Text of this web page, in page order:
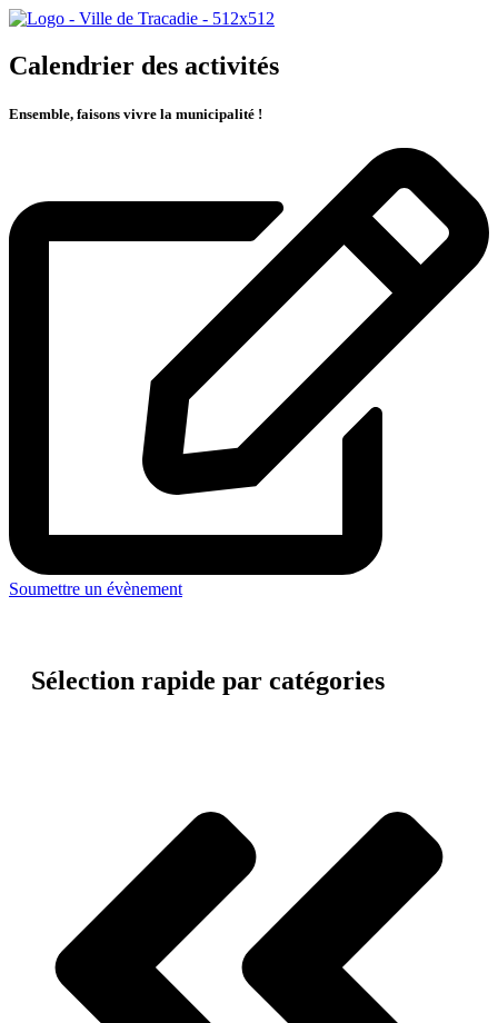
Calendrier des activités
Ensemble, faisons vivre la municipalité !
Soumettre un évènement
Sélection rapide par catégories